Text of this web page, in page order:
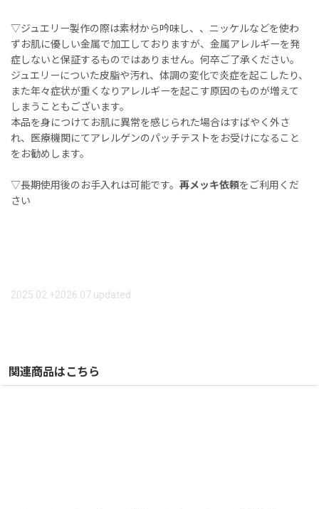
▽ジュエリー製作の際は素材から吟味し、、ニッケルなどを使わ
ずお肌に優しい金属で加工しておりますが、金属アレルギーを発
症しないと保証するものではありません。何卒ご了承ください。
ジュエリーについた皮脂や汚れ、体調の変化で炎症を起こしたり、
また年々症状が重くなりアレルギーを起こす原因のものが増えて
しまうこともございます。
本品を身につけてお肌に異常を感じられた場合はすばやく外さ
れ、医療機関にてアレルゲンのパッチテストをお受けになること
をお勧めします。
▽長期使用後のお手入れは可能です。 再メッキ依頼をご利用くだ
さい
2025.02 +2026.07 updated
関連商品はこちら